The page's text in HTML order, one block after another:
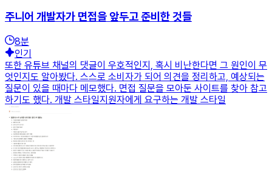
주니어 개발자가 면접을 앞두고 준비한 것들
8분
인기
또한 유튜브 채널의 댓글이 우호적인지, 혹시 비난한다면 그 원인이 무
엇인지도 알아봤다. 스스로 소비자가 되어 의견을 정리하고, 예상되는
질문이 있을 때마다 메모했다. 면접 질문을 모아둔 사이트를 찾아 참고
하기도 했다. 개발 스타일지원자에게 요구하는 개발 스타일